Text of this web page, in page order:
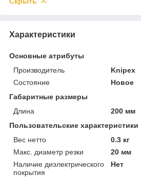
Характеристики
Основные атрибуты
Производитель
Knipex
Состояние
Новое
Габаритные размеры
Длина
200 мм
Пользовательские характеристики
Вес нетто
0.3 кг
Макс. диаметр резки
20 мм
Наличие диэлектрического
покрытия
Нет